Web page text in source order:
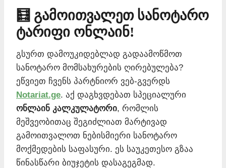
🧮 გამოითვალეთ სანოტარო
ტარიფი ონლაინ!
გსურთ დამოუკიდებლად გადაამოწმოთ
სანოტარო მომსახურების ღირებულება?
ეწვიეთ ჩვენს პარტნიორ ვებ-გვერდს
Notariat.ge. აქ დაგხვდებათ სპეციალური
ონლაინ კალკულატორი, რომლის
მეშვეობითაც შეგიძლიათ მარტივად
გამოითვალოთ ნებისმიერი სანოტარო
მოქმედების საფასური. ეს საუკეთესო გზაა
წინასწარი ბიუჯეტის დასაგეგმად.